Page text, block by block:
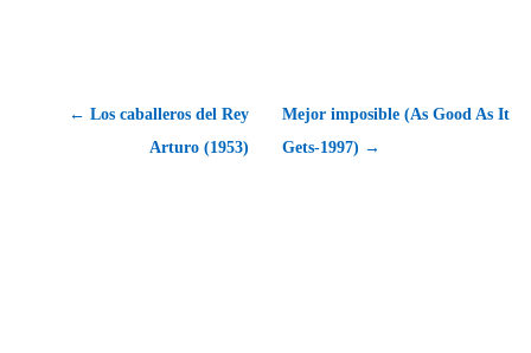
← Los caballeros del Rey
Arturo (1953)
Mejor imposible (As Good As It
Gets-1997) →